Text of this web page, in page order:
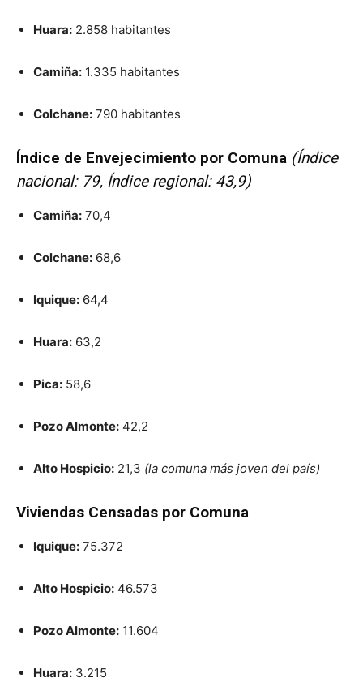
Huara: 2.858 habitantes
Camiña: 1.335 habitantes
Colchane: 790 habitantes
Índice de Envejecimiento por Comuna (Índice
nacional: 79, Índice regional: 43,9)
Camiña: 70,4
Colchane: 68,6
Iquique: 64,4
Huara: 63,2
Pica: 58,6
Pozo Almonte: 42,2
Alto Hospicio: 21,3 (la comuna más joven del país)
Viviendas Censadas por Comuna
Iquique: 75.372
Alto Hospicio: 46.573
Pozo Almonte: 11.604
Huara: 3.215